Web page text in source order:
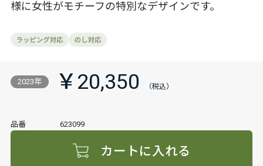
様に女性がモチーフの特別なデザインです。
2023年 ￥20,350
品番 623099
カートに入れる